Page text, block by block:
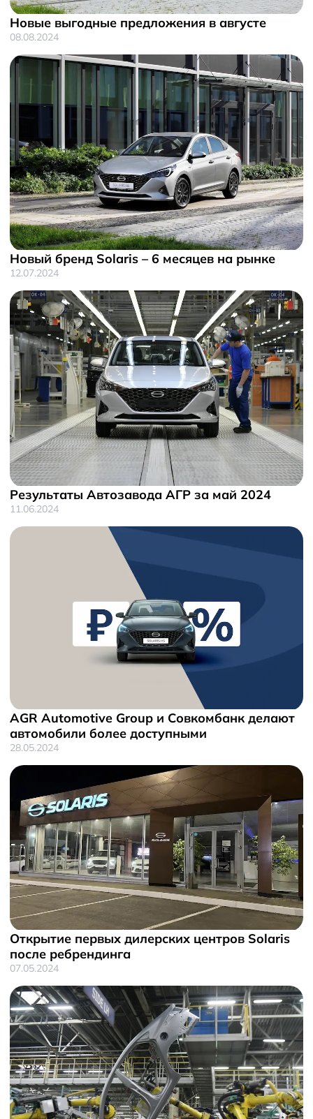
Новые выгодные предложения в августе
08.08.2024
Новый бренд Solaris – 6 месяцев на рынке
12.07.2024
Результаты Автозавода АГР за май 2024
11.06.2024
AGR Automotive Group и Совкомбанк делают
автомобили более доступными
28.05.2024
Открытие первых дилерских центров Solaris
после ребрендинга
07.05.2024